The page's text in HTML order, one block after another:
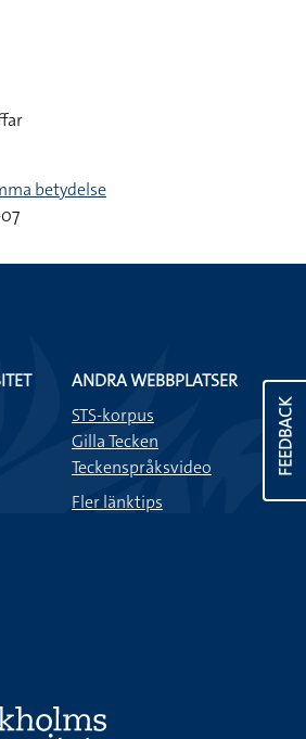
betydelse
FEEDBACK
ANDRA WEBBPLATSER
STS-korpus
Gilla Tecken
Teckenspråksvideo
Fler länktips